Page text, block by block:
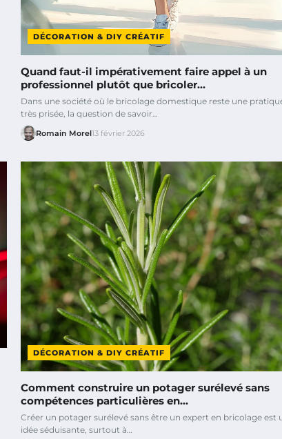
DÉCORATION & DIY CRÉATIF
Quand faut-il impérativement faire appel à un
professionnel plutôt que bricoler…
Dans une société où le bricolage domestique reste une
très prisée, la question de savoir…
Romain Morel13 février 2026
DÉCORATION & DIY CRÉATIF
Comment construire un potager surélevé sans
compétences particulières en…
Créer un potager surélevé sans être un expert en bricolage est
idée séduisante, surtout à…